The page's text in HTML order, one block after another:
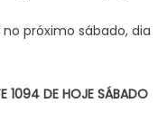
próximo sábado, dia
1094 DE HOJE SÁBADO